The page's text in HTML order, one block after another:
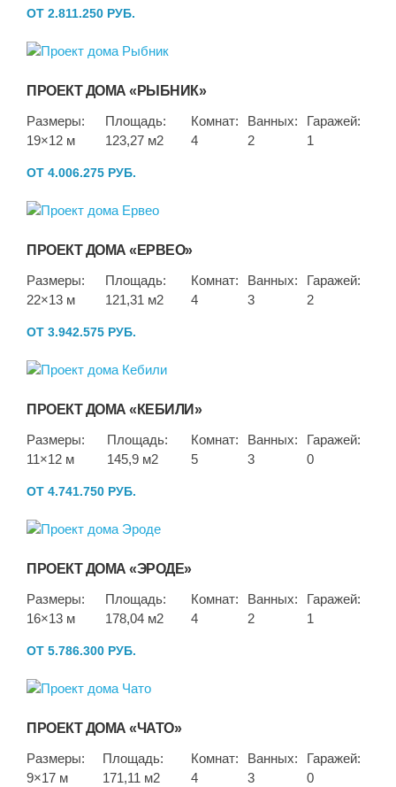
ОТ 2.811.250 РУБ.
ПРОЕКТ ДОМА «РЫБНИК»
Размеры:
19×12 м
Площадь:
123,27 м2
Комнат:
4
Ванных:
2
Гаражей:
1
ОТ 4.006.275 РУБ.
ПРОЕКТ ДОМА «ЕРВЕО»
Размеры:
22×13 м
Площадь:
121,31 м2
Комнат:
4
Ванных:
3
Гаражей:
2
ОТ 3.942.575 РУБ.
ПРОЕКТ ДОМА «КЕБИЛИ»
Размеры:
11×12 м
Площадь:
145,9 м2
Комнат:
5
Ванных:
3
Гаражей:
0
ОТ 4.741.750 РУБ.
ПРОЕКТ ДОМА «ЭРОДЕ»
Размеры:
16×13 м
Площадь:
178,04 м2
Комнат:
4
Ванных:
2
Гаражей:
1
ОТ 5.786.300 РУБ.
ПРОЕКТ ДОМА «ЧАТО»
Размеры:
9×17 м
Площадь:
171,11 м2
Комнат:
4
Ванных:
3
Гаражей:
0